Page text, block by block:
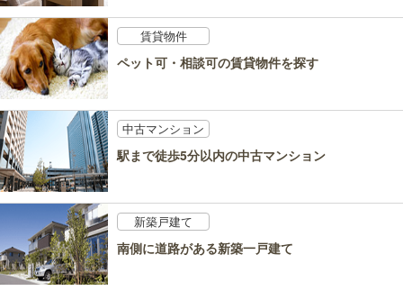
賃貸物件
ペット可・相談可の賃貸物件を探す
中古マンション
駅まで徒歩5分以内の中古マンション
新築戸建て
南側に道路がある新築一戸建て